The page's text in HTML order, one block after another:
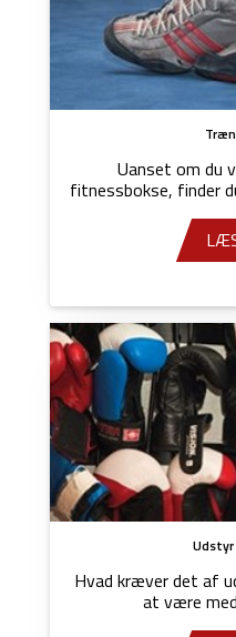
Uanset om du
fitnessbokse, finder
Hvad kræver det af
at være